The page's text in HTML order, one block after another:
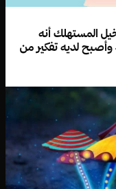
المستهلك أنه
لديه تفكير من